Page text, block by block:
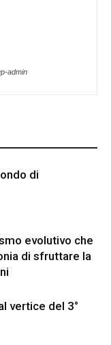
admin
di
evolutivo che
di sfruttare la
vertice del 3°